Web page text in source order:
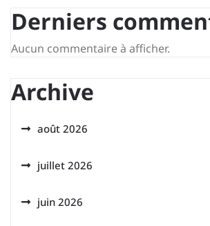
Derniers
Aucun commentaire à afficher.
Archive
août 2026
juillet 2026
juin 2026